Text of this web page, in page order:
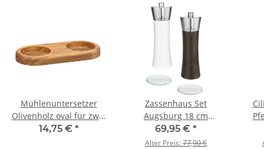
Mühlenuntersetzer
Olivenholz oval für zwei
Mühlen
14,75 € *
Zassenhaus Set
Augsburg 18 cm
Pfeffermühle &
Salzmühle braun weiß &
69,95 € *
Alter Preis:77,90 €